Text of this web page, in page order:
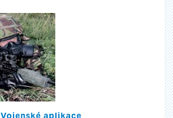
Vojenské aplikace